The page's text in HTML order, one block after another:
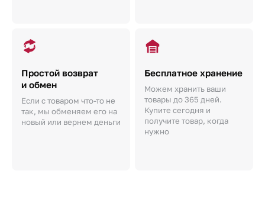
Простой возврат
и обмен
Если с товаром что-то не
так, мы обменяем его на
новый или вернем деньги
Бесплатное хранение
Можем хранить ваши
товары до 365 дней.
Купите сегодня и
получите товар, когда
нужно